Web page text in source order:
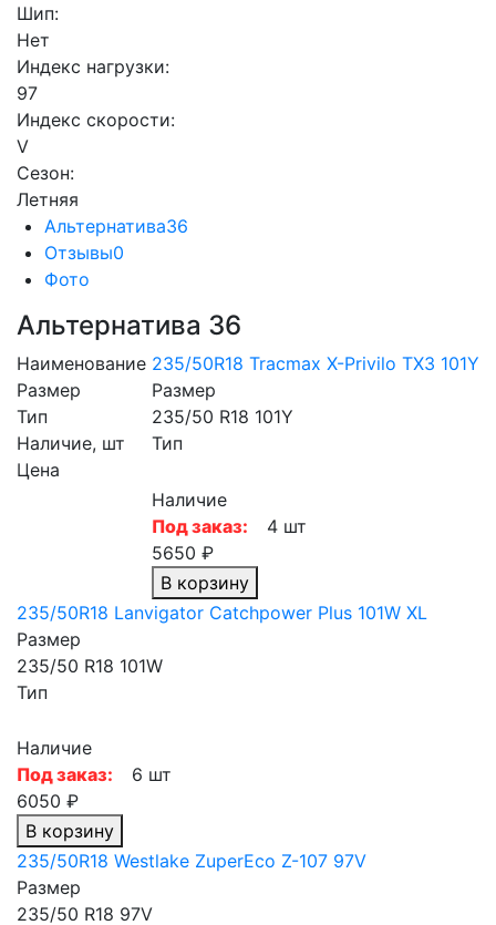
Шип:
Нет
Индекс нагрузки:
97
Индекс скорости:
V
Сезон:
Летняя
Альтернатива36
Отзывы0
Фото
Альтернатива 36
Наименование
Размер
Тип
Наличие, шт
Цена
235/50R18 Tracmax X-Privilo TX3 101Y
Размер
235/50 R18 101Y
Тип
Наличие
Под заказ:
4 шт
5650 ₽
В корзину
235/50R18 Lanvigator Catchpower Plus 101W XL
Размер
235/50 R18 101W
Тип
Наличие
Под заказ:
6 шт
6050 ₽
В корзину
235/50R18 Westlake ZuperEco Z-107 97V
Размер
235/50 R18 97V